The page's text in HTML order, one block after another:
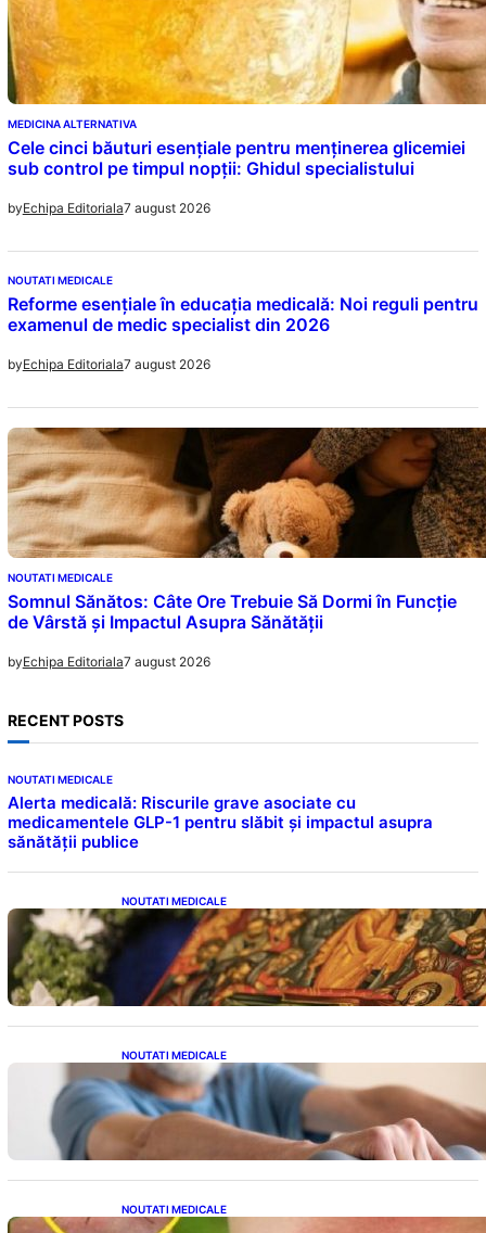
MEDICINA ALTERNATIVA
Cele cinci băuturi esențiale pentru menținerea glicemiei
sub control pe timpul nopții: Ghidul specialistului
byEchipa Editoriala7 august 2026
NOUTATI MEDICALE
Reforme esențiale în educația medicală: Noi reguli pentru
examenul de medic specialist din 2026
byEchipa Editoriala7 august 2026
NOUTATI MEDICALE
Somnul Sănătos: Câte Ore Trebuie Să Dormi în Funcție
de Vârstă și Impactul Asupra Sănătății
byEchipa Editoriala7 august 2026
RECENT POSTS
NOUTATI MEDICALE
Alerta medicală: Riscurile grave asociate cu
medicamentele GLP-1 pentru slăbit și impactul asupra
sănătății publice
NOUTATI MEDICALE
Postul Adormirii Maicii Domnului: Tradiții,
Superstiții și Implicații Spiritualitate în 2026
NOUTATI MEDICALE
Îmbunătățirea sănătății cardiovasculare:
Patru exerciții simple pentru reducerea
tensiunii arteriale la domiciliu
NOUTATI MEDICALE